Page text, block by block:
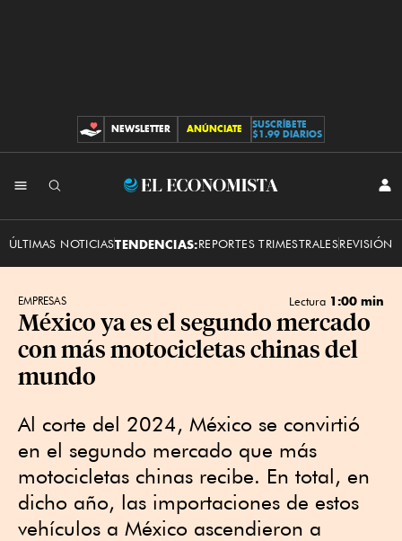
CONTRIBUCIONES
NEWSLETTER ANÚNCIATE
SUSCRÍBETE
$1.99 DIARIOS
El
ÚLTIMAS NOTICIASTENDENCIAS:REPORTES TRIMESTRALESREVISIÓN
EMPRESAS Lectura 1:00 min
México ya es el segundo mercado
con más motocicletas chinas del
mundo
Al corte del 2024, México se convirtió
en el segundo mercado que más
motocicletas chinas recibe. En total, en
dicho año, las importaciones de estos
vehículos a México ascendieron a